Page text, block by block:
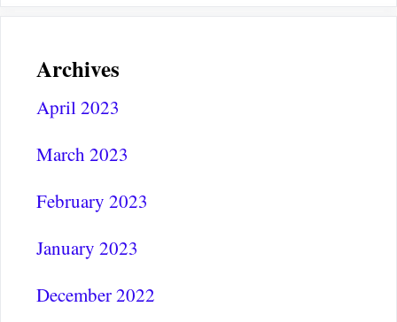
Archives
April 2023
March 2023
February 2023
January 2023
December 2022